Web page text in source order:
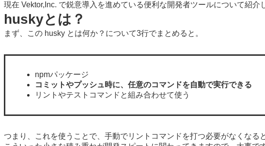
現在 Vektor,Inc. で鋭意導入を進めている便利な開発者ツールについて紹介
huskyとは？
まず、この husky とは何か？について3行でまとめると。
npmパッケージ
コミットやプッシュ時に、任意のコマンドを自動で実行できる
リントやテストコマンドと組み合わせて使う
つまり、これを使うことで、手動でリントコマンドを打つ必要がなくなる